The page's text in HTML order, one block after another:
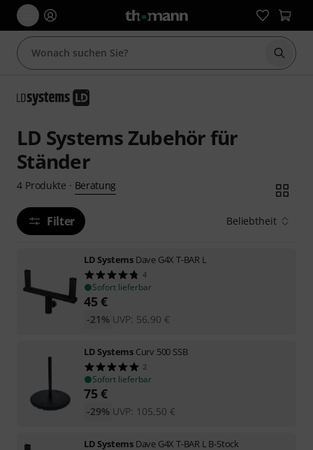
Suche
LD Systems Zubehör für
Ständer
4 Produkte · Beratung
Filter Beliebtheit
LD Systems Dave G4X T-BAR L
4
Sofort lieferbar
45€
UVP: 56,90 €
-21%
LD Systems Curv 500 SSB
2
Sofort lieferbar
75€
UVP: 105,50 €
-29%
LD Systems Dave G4X T-BAR L B-Stock